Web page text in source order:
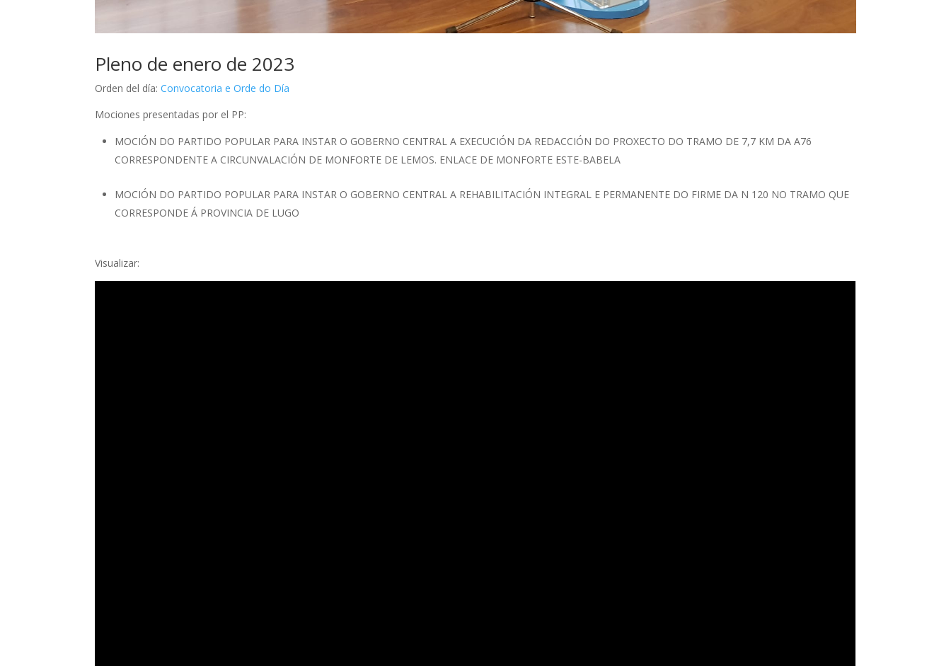
Pleno de enero de 2023
Orden del día:Convocatoria e Orde do Día
Mociones presentadas por el PP:
MOCIÓN DO PARTIDO POPULAR PARA INSTAR O GOBERNO CENTRAL A EXECUCIÓN DA REDACCIÓN DO PROXECTO DO TRAMO DE 7,7 KM DA A76
CORRESPONDENTE A CIRCUNVALACIÓN DE MONFORTE DE LEMOS. ENLACE DE MONFORTE ESTE-BABELA
MOCIÓN DO PARTIDO POPULAR PARA INSTAR O GOBERNO CENTRAL A REHABILITACIÓN INTEGRAL E PERMANENTE DO FIRME DA N 120 NO TRAMO QUE
CORRESPONDE Á PROVINCIA DE LUGO
Visualizar: